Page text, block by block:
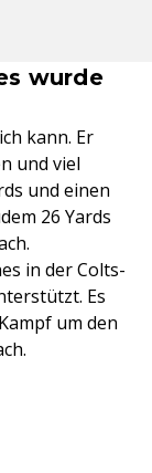
wurde
kann. Er
und viel
und einen
26 Yards
in der Colts-
Es
um den